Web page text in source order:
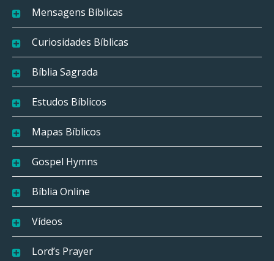
Mensagens Bíblicas
Curiosidades Bíblicas
Bíblia Sagrada
Estudos Bíblicos
Mapas Bíblicos
Gospel Hymns
Bíblia Online
Vídeos
Lord’s Prayer